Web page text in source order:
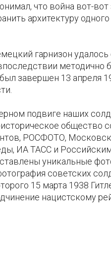
что война вот-вот
архитектуру
гарнизон удалось
методично
завершен 13 апреля
подвиге наших
общество
РОСФОТО,
ИА ТАСС и
уникальные
советских
15 марта 1938
нацистскому